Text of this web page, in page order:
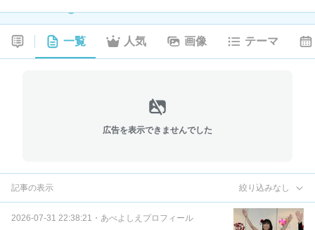
一覧 人気 画像 テーマ
広告を表示できませんでした
記事の表示 絞り込みなし
2026-07-31 22:38:21 ・ あべよしえプロフィール